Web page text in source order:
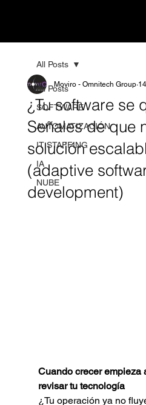
All Posts
SOFTWARE
AUTOMATIZACIÓN
IT STAFFING
IA
NUBE
All Posts
¿Tu software se
Señales de que
solución
(adaptive
development)
Moviro - Omnitech Group
Cuando crecer
revisar tu tecnología
¿Tu operación ya no